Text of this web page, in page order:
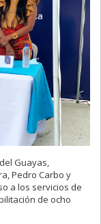
Guayas,
Pedro Carbo y
a los servicios de
de ocho